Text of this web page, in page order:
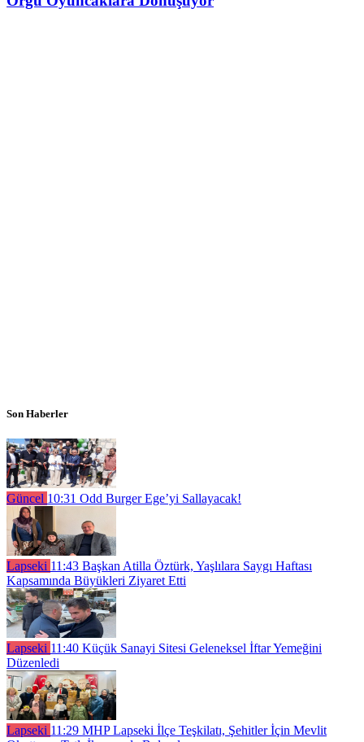
Son Haberler
Güncel 10:31 Odd Burger Ege’yi Sallayacak!
Lapseki 11:43 Başkan Atilla Öztürk, Yaşlılara Saygı Haftası
Kapsamında Büyükleri Ziyaret Etti
Lapseki 11:40 Küçük Sanayi Sitesi Geleneksel İftar Yemeğini
Düzenledi
Lapseki 11:29 MHP Lapseki İlçe Teşkilatı, Şehitler İçin Mevlit